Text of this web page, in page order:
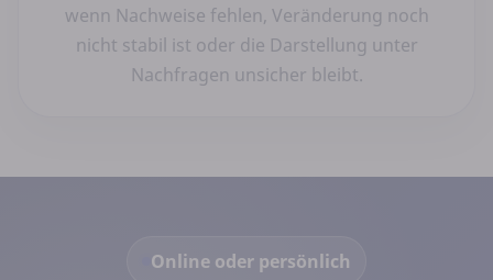
wenn Nachweise fehlen, Veränderung noch
nicht stabil ist oder die Darstellung unter
Nachfragen unsicher bleibt.
Online oder persönlich